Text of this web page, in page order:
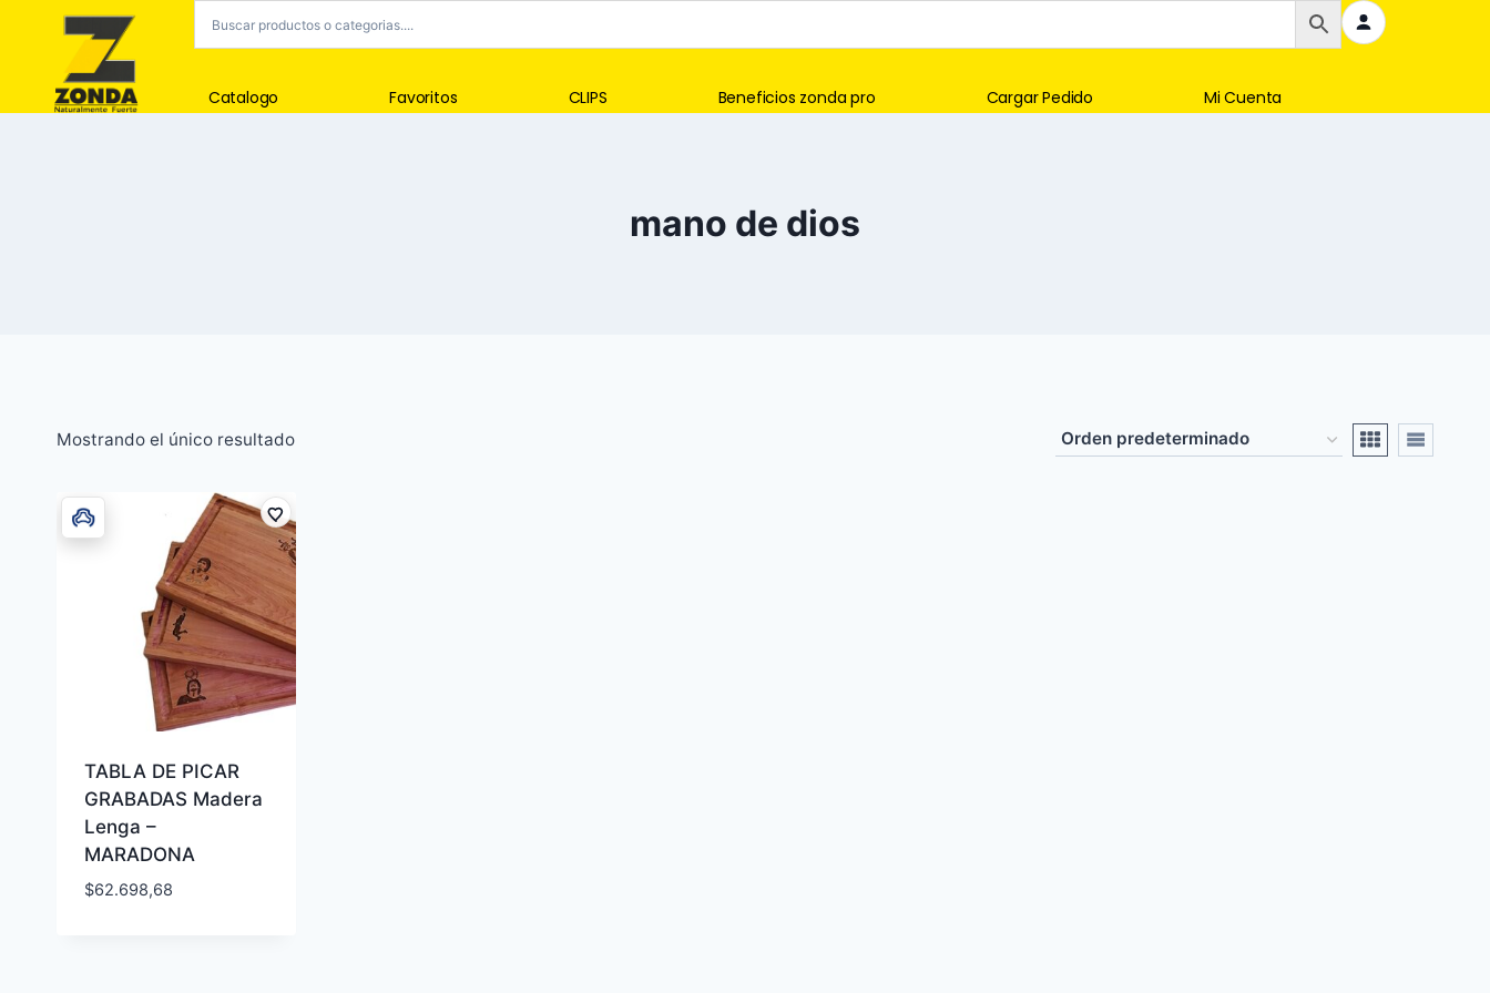
Catalogo Favoritos CLIPS Beneficios zonda pro Cargar Pedido Mi Cuenta
mano de dios
Mostrando el único resultado
TABLA DE PICAR
GRABADAS Madera
Lenga –
MARADONA
$62.698,68